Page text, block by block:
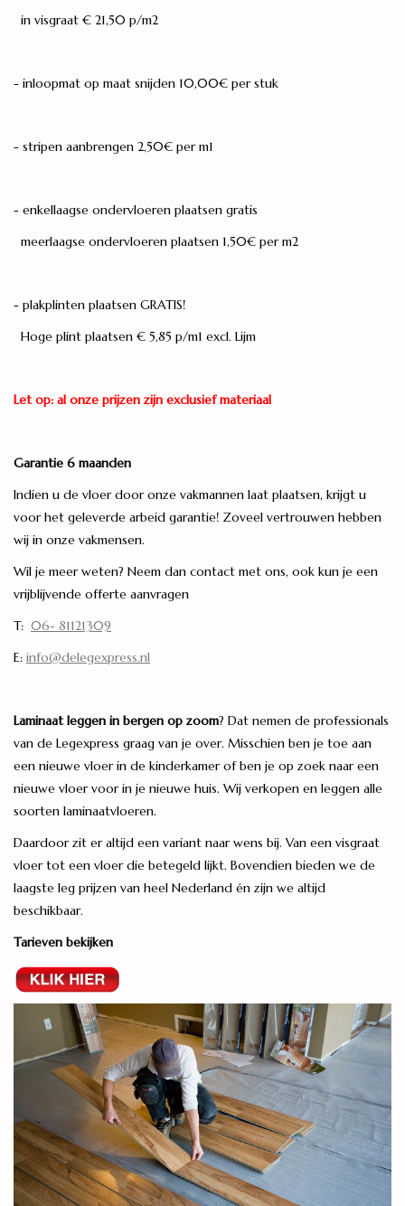
in visgraat € 21,50 p/m2
- inloopmat op maat snijden 10,00€ per stuk
- stripen aanbrengen 2,50€ per m1
- enkellaagse ondervloeren plaatsen gratis
meerlaagse ondervloeren plaatsen 1,50€ per m2
- plakplinten plaatsen GRATIS!
Hoge plint plaatsen € 5,85 p/m1 excl. Lijm
Let op: al onze prijzen zijn exclusief materiaal
Garantie 6 maanden
Indien u de vloer door onze vakmannen laat plaatsen, krijgt u
voor het geleverde arbeid garantie! Zoveel vertrouwen hebben
wij in onze vakmensen.
Wil je meer weten? Neem dan contact met ons, ook kun je een
vrijblijvende offerte aanvragen
T: 06- 81121309
E: info@delegexpress.nl
Laminaat leggen in bergen op zoom? Dat nemen de professionals
van de Legexpress graag van je over. Misschien ben je toe aan
een nieuwe vloer in de kinderkamer of ben je op zoek naar een
nieuwe vloer voor in je nieuwe huis. Wij verkopen en leggen alle
soorten laminaatvloeren.
Daardoor zit er altijd een variant naar wens bij. Van een visgraat
vloer tot een vloer die betegeld lijkt. Bovendien bieden we de
laagste leg prijzen van heel Nederland én zijn we altijd
beschikbaar.
Tarieven bekijken